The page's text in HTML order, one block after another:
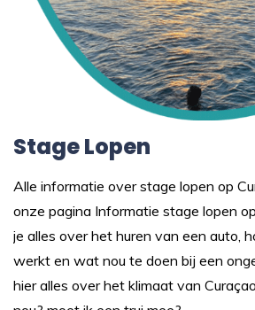
Stage Lopen
Alle informatie over stage lopen op
onze pagina Informatie stage lopen
je alles over het huren van een auto,
werkt en wat nou te doen bij een
hier alles over het klimaat van